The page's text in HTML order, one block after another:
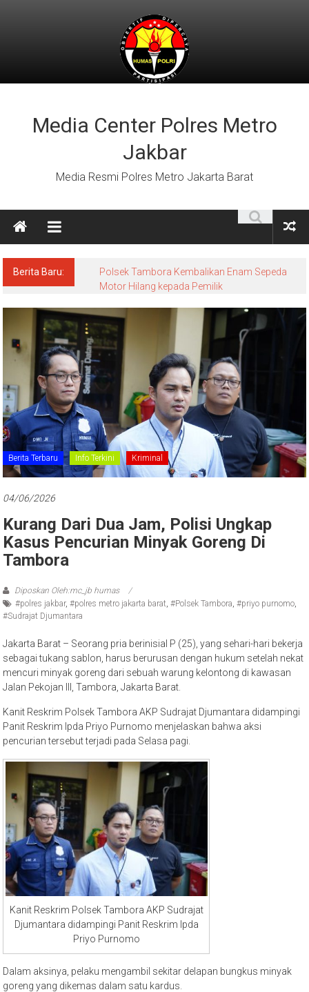
Media Center Polres Metro
Jakbar
Media Resmi Polres Metro Jakarta Barat
Berita Baru:
Polsek Tambora Kembalikan Enam Sepeda
Motor Hilang kepada Pemilik
Berita Terbaru Info Terkini Kriminal
04/06/2026
Kurang Dari Dua Jam, Polisi Ungkap
Kasus Pencurian Minyak Goreng Di
Tambora
Diposkan Oleh:mc_jb humas
#polres jakbar,#polres metro jakarta barat ,#Polsek Tambora ,#priyo purnomo
#Sudrajat Djumantara
Jakarta Barat – Seorang pria berinisial P (25), yang sehari-hari bekerja
sebagai tukang sablon, harus berurusan dengan hukum setelah nekat
mencuri minyak goreng dari sebuah warung kelontong di kawasan
Jalan Pekojan III, Tambora, Jakarta Barat.
Kanit Reskrim Polsek Tambora AKP Sudrajat Djumantara didampingi
Panit Reskrim Ipda Priyo Purnomo menjelaskan bahwa aksi
pencurian tersebut terjadi pada Selasa pagi.
Kanit Reskrim Polsek Tambora AKP Sudrajat
Djumantara didampingi Panit Reskrim Ipda
Priyo Purnomo
Dalam aksinya, pelaku mengambil sekitar delapan bungkus minyak
goreng yang dikemas dalam satu kardus.